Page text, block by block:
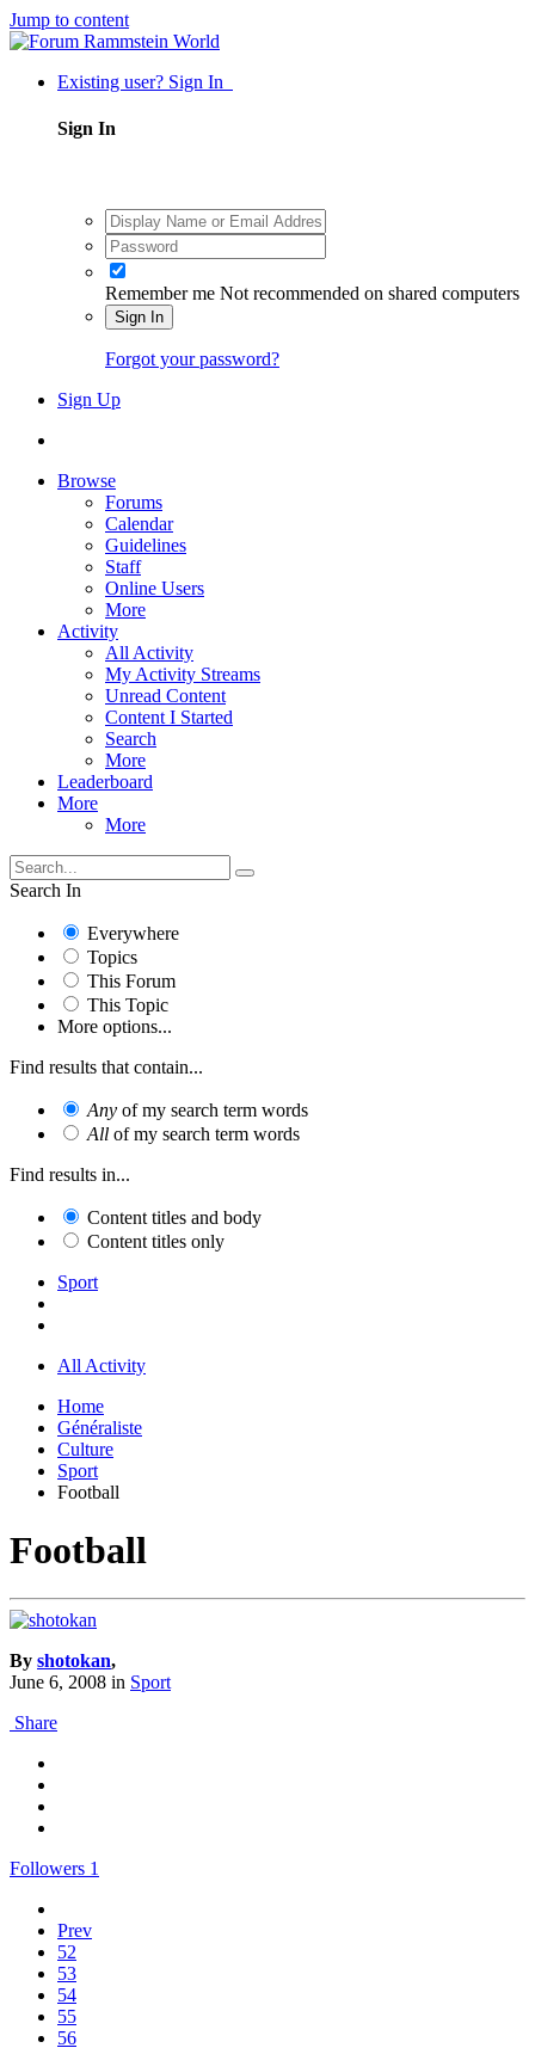
Jump to content
Existing user? Sign In
Sign In
Remember me Not recommended on shared computers
Sign In
Forgot your password?
Sign Up
Browse
Forums
Calendar
Guidelines
Staff
Online Users
More
Activity
All Activity
My Activity Streams
Unread Content
Content I Started
Search
More
Leaderboard
More
More
Search In
Everywhere
Topics
This Forum
This Topic
More options...
Find results that contain...
Any of my search term words
All of my search term words
Find results in...
Content titles and body
Content titles only
Sport
All Activity
Home
Généraliste
Culture
Sport
Football
Football
By shotokan,
June 6, 2008 in Sport
Share
Followers 1
Prev
52
53
54
55
56